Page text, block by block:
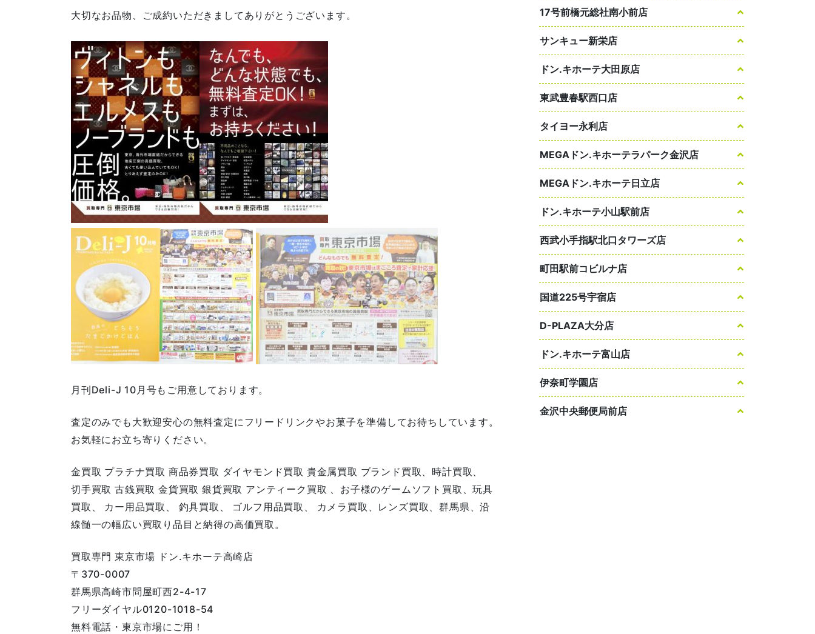
大切なお品物、ご成約いただきましてありがとうございます。
月刊Deli-J 10月号もご用意しております。
査定のみでも大歓迎安心の無料査定にフリードリンクやお菓子を準備してお待ちしています。
お気軽にお立ち寄りください。
金買取 プラチナ買取 商品券買取 ダイヤモンド買取 貴金属買取 ブランド買取、時計買取、
切手買取 古銭買取 金貨買取 銀貨買取 アンティーク買取 、お子様のゲームソフト買取、玩具
買取、 カー用品買取、 釣具買取、 ゴルフ用品買取、 カメラ買取、レンズ買取、群馬県、沿
線髄一の幅広い買取り品目と納得の高価買取。
買取専門 東京市場 ドン.キホーテ高崎店
〒370-0007
群馬県高崎市問屋町西2-4-17
フリーダイヤル0120-1018-54
無料電話・東京市場にご用！
17号前橋元総社南小前店
サンキュー新栄店
ドン.キホーテ大田原店
東武豊春駅西口店
タイヨー永利店
MEGAドン.キホーテラパーク金沢店
MEGAドン.キホーテ日立店
ドン.キホーテ小山駅前店
西武小手指駅北口タワーズ店
町田駅前コビルナ店
国道225号宇宿店
D-PLAZA大分店
ドン.キホーテ富山店
伊奈町学園店
金沢中央郵便局前店